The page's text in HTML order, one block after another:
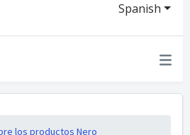
Spanish
los productos Nero